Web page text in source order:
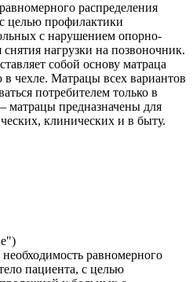
распределения
целью профилактики
с нарушением опорно-
снятия нагрузки на позвоночник.
собой основу матраца
чехле. Матрацы всех вариантов
потребителем только в
матрацы предназначены для
клинических и в быту.
равномерного
пациента, с целью